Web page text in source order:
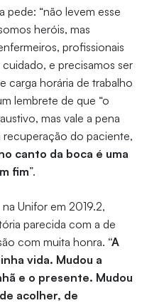
pede: “não levem esse
heróis, mas
profissionais
e precisamos ser
carga horária de trabalho
lembrete de que “o
mas vale a pena
do paciente,
canto da boca é uma
fim”.
na Unifor em 2019.2,
parecida com a de
com muita honra. “A
vida. Mudou a
e o presente. Mudou
acolher, de